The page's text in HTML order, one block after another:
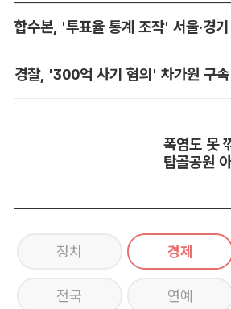
경찰, '300억 사기 혐의' 차가원 구속
폭염도 못
탑골공원
정치 경제
전국 연예